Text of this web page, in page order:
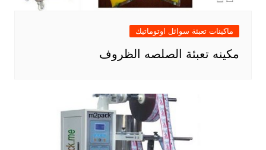
ماكينات تعبئة سوائل اوتوماتيك
مكينه تعبئة الصلصه الظروف